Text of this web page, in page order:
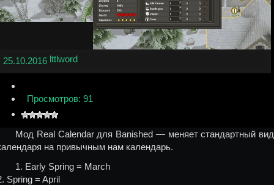
25.10.2016 lttlword
Просмотров: 91
Мод Real Calendar для Banished — меняет стандартный вид
на привычным нам календарь.
1. Early Spring = March
Spring = April